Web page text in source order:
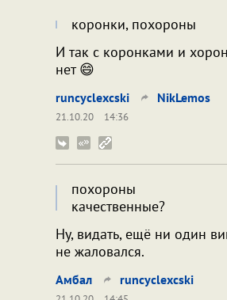
коронки, похороны
И так с коронками и
нет 😄
runcyclexcski NikLemos
21.10.20
14:36
похороны
качественные?
Ну, видать, ещё ни один
не жаловался.
Амбал runcyclexcski